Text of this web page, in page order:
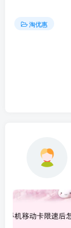
淘优惠